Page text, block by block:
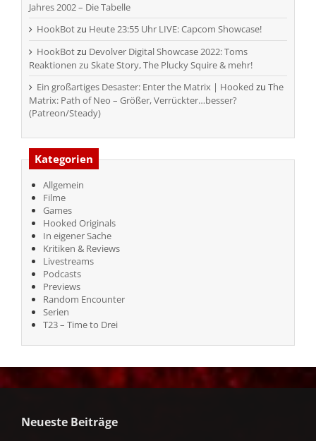
Jahres 2002 – Die Tabelle
HookBotzu Heute 23:55 Uhr LIVE: Capcom Showcase!
HookBotzu Devolver Digital Showcase 2022: Toms
Reaktionen zu Skate Story, The Plucky Squire & mehr!
Ein großartiges Desaster: Enter the Matrix | Hooked zu The
Matrix: Path of Neo – Größer, Verrückter…besser?
(Patreon/Steady)
Kategorien
Allgemein
Filme
Games
Hooked Originals
In eigener Sache
Kritiken & Reviews
Livestreams
Podcasts
Previews
Random Encounter
Serien
T23 – Time to Drei
Neueste Beiträge